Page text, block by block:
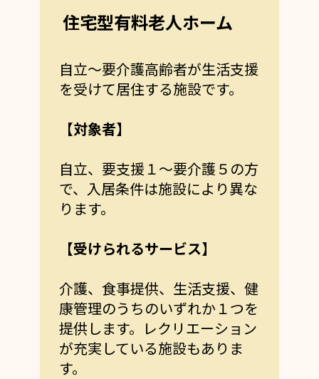
住宅型有料老人ホーム
自立～要介護高齢者が生活支援
を受けて居住する施設です。
【対象者】
自立、要支援１～要介護５の方
で、入居条件は施設により異な
ります。
【受けられるサービス】
介護、食事提供、生活支援、健
康管理のうちのいずれか１つを
提供します。レクリエーション
が充実している施設もありま
す。